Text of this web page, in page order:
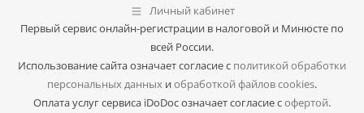
Личный кабинет
Первый сервис онлайн-регистрации в налоговой и Минюсте по
всей России.
Использование сайта означает согласие с политикой обработки
персональных данных иобработкой файлов cookies.
Оплата услуг сервиса iDoDoc означает согласие софертой.